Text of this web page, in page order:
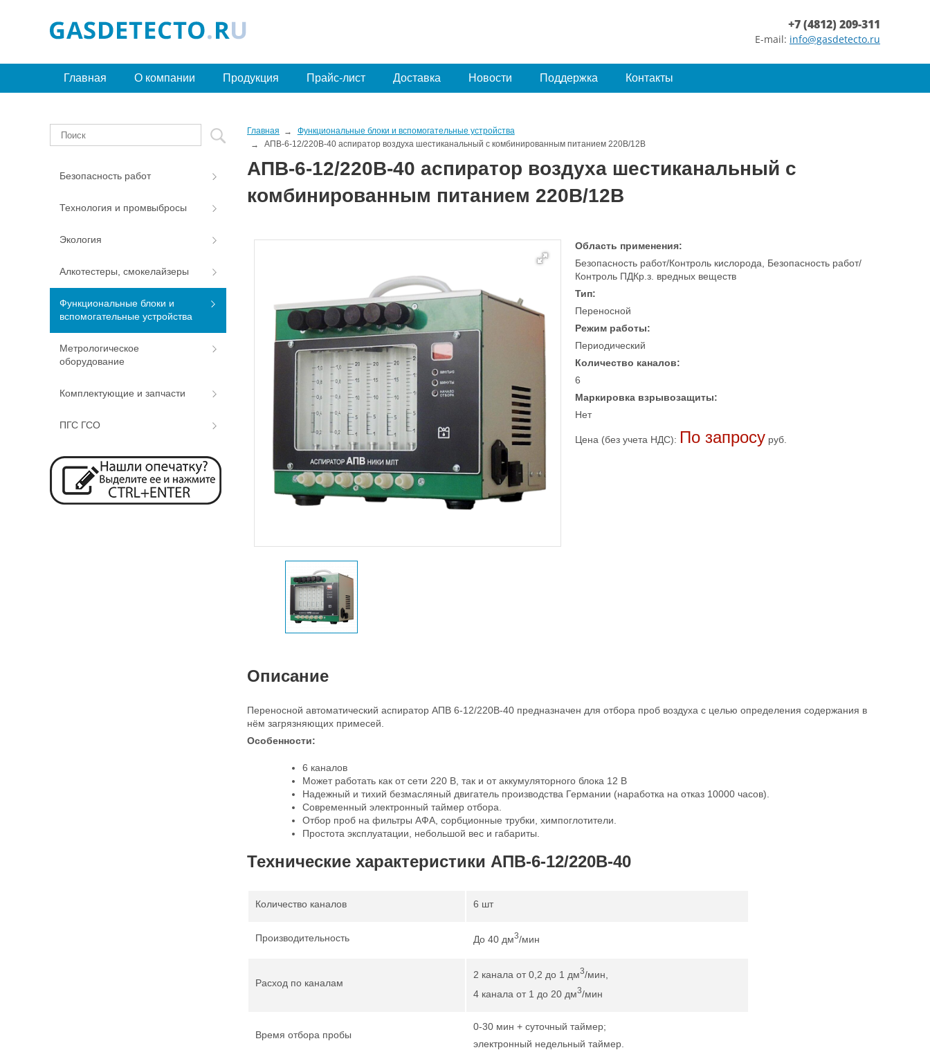
+7 (4812) 209-311
E-mail: info@gasdetecto.ru
Главная О компании Продукция Прайс-лист Доставка Новости Поддержка Контакты
Главная
Функциональные блоки и вспомогательные устройства
АПВ-6-12/220В-40 аспиратор воздуха шестиканальный с комбинированным питанием 220В/12В
АПВ-6-12/220В-40 аспиратор воздуха шестиканальный с
комбинированным питанием 220В/12В
Область применения:
Безопасность работ/Контроль кислорода, Безопасность работ/
Контроль ПДКр.з. вредных веществ
Тип:
Переносной
Режим работы:
Периодический
Количество каналов:
6
Маркировка взрывозащиты:
Нет
Цена (без учета НДС): По запросу руб.
Описание
Переносной автоматический аспиратор АПВ 6-12/220В-40 предназначен для отбора проб воздуха с целью определения содержания в
нём загрязняющих примесей.
Особенности:
6 каналов
Может работать как от сети 220 В, так и от аккумуляторного блока 12 В
Надежный и тихий безмасляный двигатель производства Германии (наработка на отказ 10000 часов).
Современный электронный таймер отбора.
Отбор проб на фильтры АФА, сорбционные трубки, химпоглотители.
Простота эксплуатации, небольшой вес и габариты.
Технические характеристики АПВ-6-12/220В-40
Количество каналов 6 шт
Производительность До 40 дм3/мин
Расход по каналам
2 канала от 0,2 до 1 дм3/мин,
4 канала от 1 до 20 дм3/мин
Время отбора пробы
0-30 мин + суточный таймер;
электронный недельный таймер.
Безопасность работ
Технология и промвыбросы
Экология
Алкотестеры, смокелайзеры
Функциональные блоки и
вспомогательные устройства
Метрологическое
оборудование
Комплектующие и запчасти
ПГС ГСО